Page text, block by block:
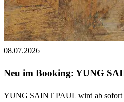
08.07.2026
Neu im Booking: YUNG
YUNG SAINT PAUL wird ab sofort